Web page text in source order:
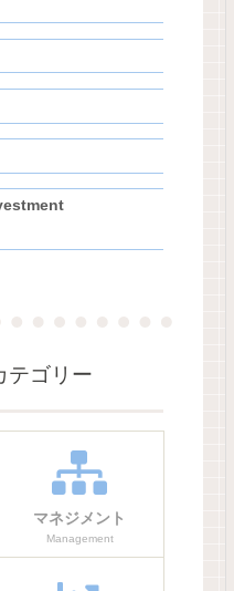
テゴリー
マネジメント
Management